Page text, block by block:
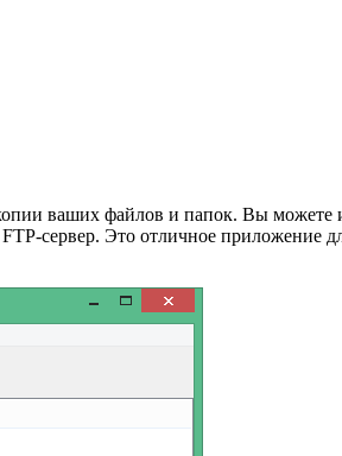
ваших файлов и папок. Вы можете
сервер. Это отличное приложение